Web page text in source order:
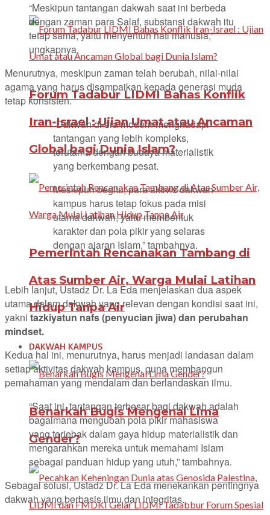
Forum Tadabur LIDMI Bahas Konflik
Iran-Israel : Ujian Umat atau Ancaman
Global bagi Dunia Islam?
Pemerintah Rencanakan Tambang di
Atas Sumber Air, Warga Mulai Latihan
Hidup Tanpa Air
DAKWAH KAMPUS
Benarkah Bugis Mengenal Lima
Gender?
“Meskipun tantangan dakwah saat ini berbeda
dengan zaman para Salaf, substansi dakwah itu
tetap sama, yaitu menyentuh hati manusia,”
ungkapnya.
Menurutnya, meskipun zaman telah berubah, nilai-nilai
agama yang harus disampaikan kepada generasi muda
tetap konsisten.
“Dakwah di era modern menghadapi
tantangan yang lebih kompleks,
terutama dengan budaya materialistik
yang berkembang pesat.
Meskipun begitu, para aktivis dakwah
kampus harus tetap fokus pada misi
utama dakwah, yaitu membentuk
karakter dan pola pikir yang selaras
dengan ajaran Islam,” tambahnya.
Lebih lanjut, Ustadz Dr. La Eda menjelaskan dua aspek
utama dalam dakwah yang relevan dengan kondisi saat ini,
yakni tazkiyatun nafs (penyucian jiwa) dan perubahan
mindset.
Kedua hal ini, menurutnya, harus menjadi landasan dalam
setiap aktivitas dakwah kampus, guna membangun
pemahaman yang mendalam dan berlandaskan ilmu.
“Saat ini, tantangan terbesar bagi dakwah adalah
bagaimana mengubah pola pikir mahasiswa
yang terjebak dalam gaya hidup materialistik dan
mengarahkan mereka untuk memahami Islam
sebagai panduan hidup yang utuh,” tambahnya.
Sebagai solusi, Ustadz Dr. La Eda menekankan pentingnya
dakwah yang berbasis ilmu dan integritas.